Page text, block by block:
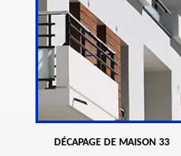
DÉCAPAGE DE MAISON 33